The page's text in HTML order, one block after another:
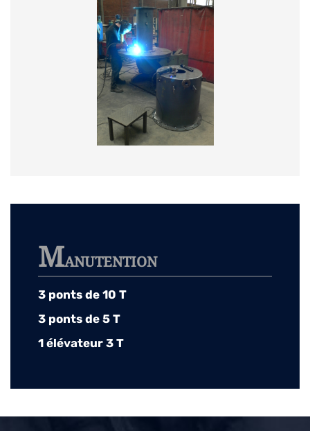
MANUTENTION
3 ponts de 10 T
3 ponts de 5 T
1 élévateur 3 T